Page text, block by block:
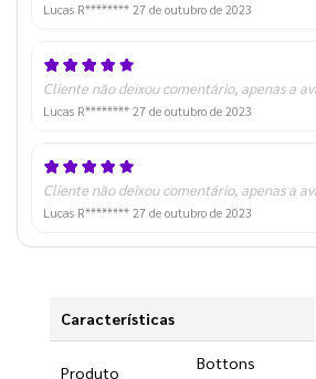
Lucas R******** 27 de outubro de 2023
Cliente não deixou comentário, apenas a
Lucas R******** 27 de outubro de 2023
Cliente não deixou comentário, apenas a
Lucas R******** 27 de outubro de 2023
Características
Produto
Bottons